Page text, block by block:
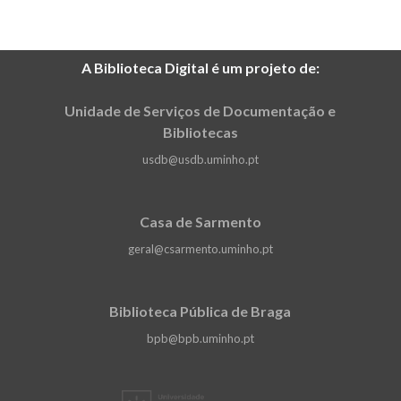
mais sustentável.
A Biblioteca Digital é um projeto de:
Unidade de Serviços de Documentação e
Bibliotecas
usdb@usdb.uminho.pt
Casa de Sarmento
geral@csarmento.uminho.pt
Biblioteca Pública de Braga
bpb@bpb.uminho.pt